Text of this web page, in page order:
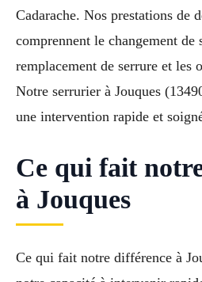
Cadarache. Nos prestations de
comprennent le changement de
remplacement de serrure et les
Notre serrurier à Jouques
une intervention rapide et
Ce qui fait
à Jouques
Ce qui fait notre différence à